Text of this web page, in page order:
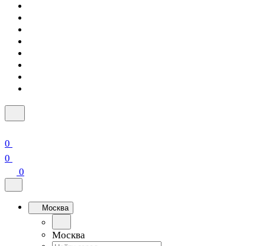
0
0
0
Москва
Москва